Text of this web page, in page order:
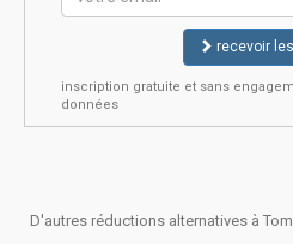
recevoir
inscription gratuite et sans
données
D'autres réductions alternatives à